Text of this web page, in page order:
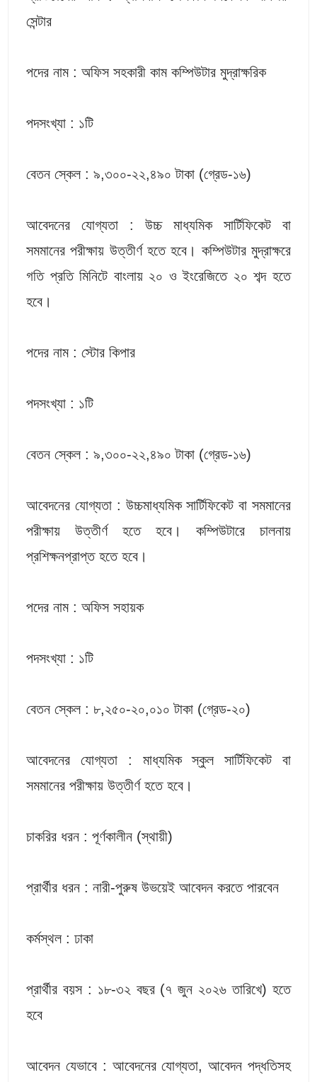
সেন্টার
পদের নাম : অফিস সহকারী কাম কম্পিউটার মুদ্রাক্ষরিক
পদসংখ্যা : ১টি
বেতন স্কেল : ৯,৩০০-২২,৪৯০ টাকা (গ্রেড-১৬)
আবেদনের যোগ্যতা : উচ্চ মাধ্যমিক সার্টিফিকেট বা
সমমানের পরীক্ষায় উত্তীর্ণ হতে হবে। কম্পিউটার মুদ্রাক্ষরে
গতি প্রতি মিনিটে বাংলায় ২০ ও ইংরেজিতে ২০ শব্দ হতে
হবে।
পদের নাম : স্টোর কিপার
পদসংখ্যা : ১টি
বেতন স্কেল : ৯,৩০০-২২,৪৯০ টাকা (গ্রেড-১৬)
আবেদনের যোগ্যতা : উচ্চমাধ্যমিক সার্টিফিকেট বা সমমানের
পরীক্ষায় উত্তীর্ণ হতে হবে। কম্পিউটারে চালনায়
প্রশিক্ষনপ্রাপ্ত হতে হবে।
পদের নাম : অফিস সহায়ক
পদসংখ্যা : ১টি
বেতন স্কেল : ৮,২৫০-২০,০১০ টাকা (গ্রেড-২০)
আবেদনের যোগ্যতা : মাধ্যমিক স্কুল সার্টিফিকেট বা
সমমানের পরীক্ষায় উত্তীর্ণ হতে হবে।
চাকরির ধরন : পূর্ণকালীন (স্থায়ী)
প্রার্থীর ধরন : নারী-পুরুষ উভয়েই আবেদন করতে পারবেন
কর্মস্থল : ঢাকা
প্রার্থীর বয়স : ১৮-৩২ বছর (৭ জুন ২০২৬ তারিখে) হতে
হবে
আবেদন যেভাবে : আবেদনের যোগ্যতা, আবেদন পদ্ধতিসহ